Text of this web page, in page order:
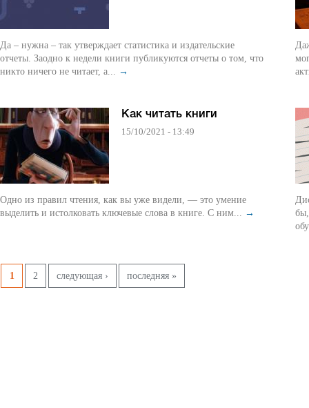
Да – нужна – так утверждает статистика и издательские
отчеты. Заодно к недели книги публикуются отчеты о том, что
никто ничего не читает, а... →
Как читать книги
15/10/2021 - 13:49
Одно из правил чтения, как вы уже видели, — это умение
выделить и истолковать ключевые слова в книге. С ним... →
Pages
1 2 следующая › последняя »